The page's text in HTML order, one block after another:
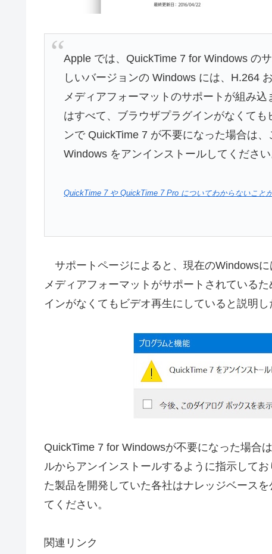
Apple では、QuickTime 7 for Windows の
しいバージョンの Windows には、H.264
メディアフォーマットのサポートが組み
はすべて、ブラウザプラグインがなくて
ンで QuickTime 7 が不要になった場合は
Windows をアンインストールしてください
QuickTime 7 や QuickTime 7 Pro についてわからないこと
サポートページによると、現在のWindows
メディアフォーマットがサポートされている
インがなくてもビデオ再生にしていると説明し
QuickTime 7 for Windowsが不要になった場合は
ルからアンインストールするように指示してお
た製品を開発していた各社はナレッジベース
てください。
関連リンク